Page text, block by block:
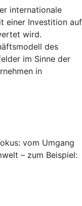
internationale
einer Investition auf
wird.
des
im Sinne der
in
vom Umgang
– zum Beispiel: